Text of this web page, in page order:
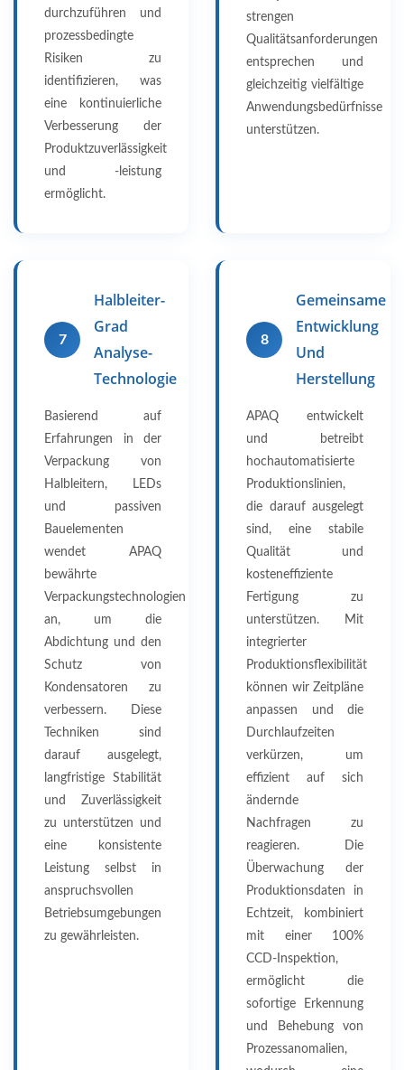
durchzuführen und
prozessbedingte
Risiken zu
identifizieren, was
eine kontinuierliche
Verbesserung der
Produktzuverlässigkeit
und -leistung
ermöglicht.
strengen
Qualitätsanforderungen
entsprechen und
gleichzeitig vielfältige
Anwendungsbedürfnisse
unterstützen.
7
Halbleiter-
Grad
Analyse-
Technologie
Basierend auf
Erfahrungen in der
Verpackung von
Halbleitern, LEDs
und passiven
Bauelementen
wendet APAQ
bewährte
Verpackungstechnologien
an, um die
Abdichtung und den
Schutz von
Kondensatoren zu
verbessern. Diese
Techniken sind
darauf ausgelegt,
langfristige Stabilität
und Zuverlässigkeit
zu unterstützen und
eine konsistente
Leistung selbst in
anspruchsvollen
Betriebsumgebungen
zu gewährleisten.
8
Gemeinsame
Entwicklung
Und
Herstellung
APAQ entwickelt
und betreibt
hochautomatisierte
Produktionslinien,
die darauf ausgelegt
sind, eine stabile
Qualität und
kosteneffiziente
Fertigung zu
unterstützen. Mit
integrierter
Produktionsflexibilität
können wir Zeitpläne
anpassen und die
Durchlaufzeiten
verkürzen, um
effizient auf sich
ändernde
Nachfragen zu
reagieren. Die
Überwachung der
Produktionsdaten in
Echtzeit, kombiniert
mit einer 100%
CCD-Inspektion,
ermöglicht die
sofortige Erkennung
und Behebung von
Prozessanomalien,